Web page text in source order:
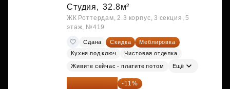
Студия, 32.8м²
ЖК Роттердам, 2.3 корпус, 3 секция, 5
этаж, №419
Сдана Скидка
Меблировка
Кухня под ключ
Чистовая отделка
Живите сейчас - платите потом Ещё
26 234 850 ₽ -11%